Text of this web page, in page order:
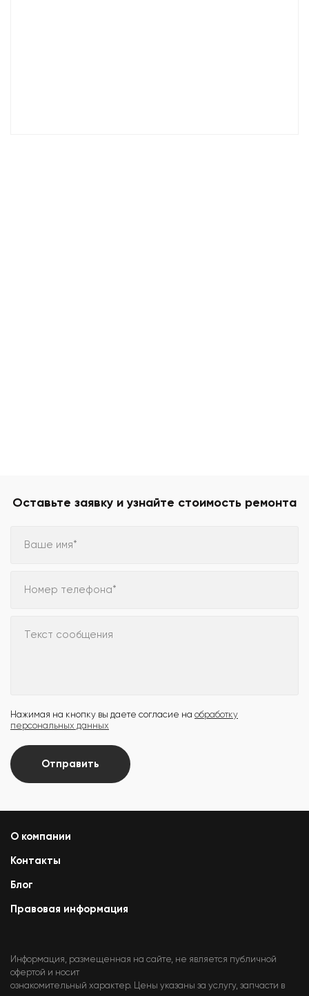
Оставьте заявку и узнайте стоимость ремонта
Ваше имя*
Номер телефона*
Текст сообщения
Нажимая на кнопку вы даете согласие на обработку
персональных данных
Отправить
О компании
Контакты
Блог
Правовая информация
Информация, размещенная на сайте, не является публичной
офертой и носит
ознакомительный характер. Цены указаны за услугу, запчасти в